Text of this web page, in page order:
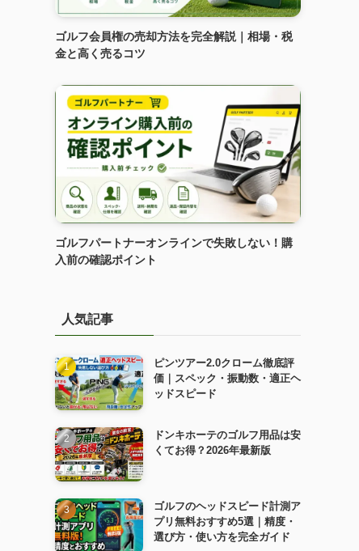
ゴルフ会員権の売却方法を完全解説｜相場・税
金と高く売るコツ
ゴルフパートナーオンラインで失敗しない！購
入前の確認ポイント
人気記事
ピンツアー2.0クローム徹底評
価｜スペック・振動数・適正ヘ
ッドスピード
ドンキホーテのゴルフ用品は安
くてお得？2026年最新版
ゴルフのヘッドスピード計測ア
プリ無料おすすめ5選｜精度・
選び方・使い方を完全ガイド